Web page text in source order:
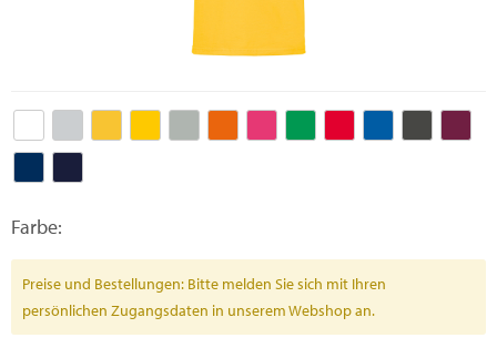
Farbe:
Preise und Bestellungen: Bitte melden Sie sich mit Ihren
persönlichen Zugangsdaten in unserem Webshop an.